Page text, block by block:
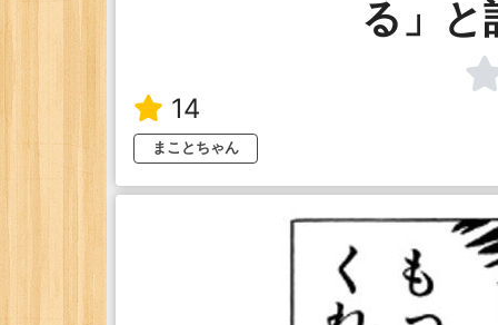
る」と
14
まことちゃん